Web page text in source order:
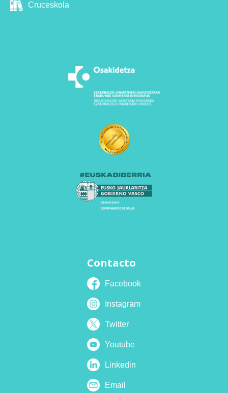
Cruceskola
Contacto
Facebook
Instagram
Twitter
Youtube
Linkedin
Email